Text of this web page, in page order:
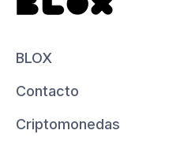
BLOX
Contacto
Criptomonedas